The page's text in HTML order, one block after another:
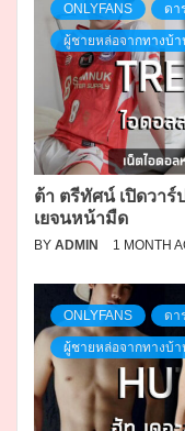
ONLYFANS ดา
ผู้ชายหล่อจากทางบ้า
ต้า ตรีทัศน์ เปิดวา
เยจนหน้ามืด
BY ADMIN 1 MONTH
ONLYFANS ดา
ผู้ชายหล่อจากทางบ้า